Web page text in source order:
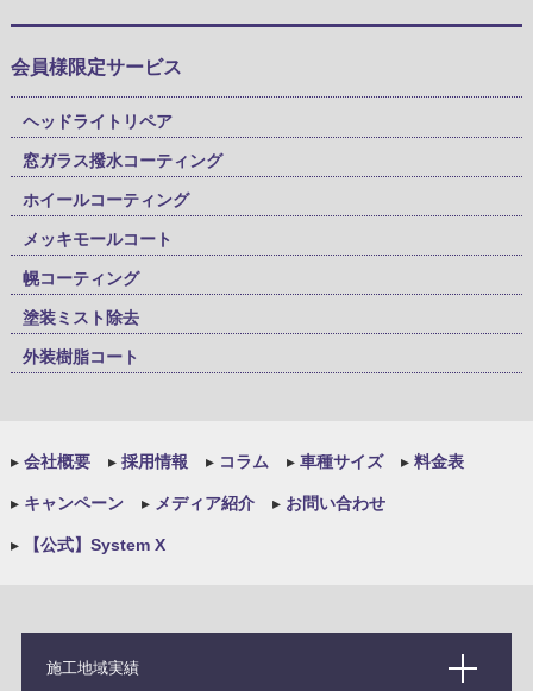
会員様限定サービス
ヘッドライトリペア
窓ガラス撥水コーティング
ホイールコーティング
メッキモールコート
幌コーティング
塗装ミスト除去
外装樹脂コート
▸会社概要 ▸採用情報 ▸コラム ▸車種サイズ ▸料金表
▸キャンペーン ▸メディア紹介 ▸お問い合わせ
▸【公式】System X
施工地域実績